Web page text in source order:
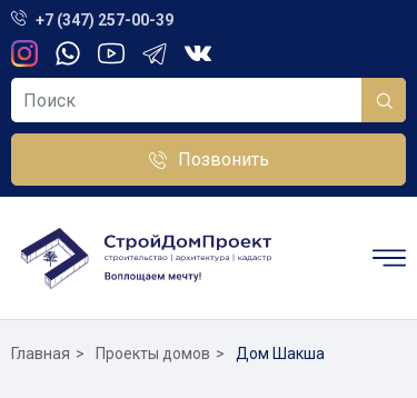
+7 (347) 257-00-39
Позвонить
Главная Проекты домов Дом Шакша